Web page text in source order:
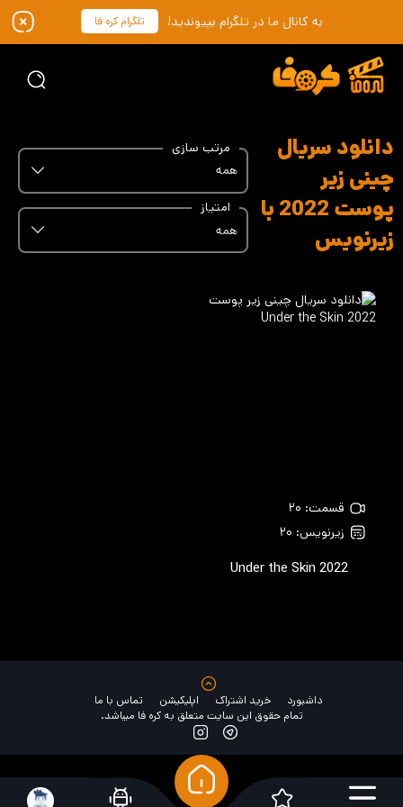
به کانال ما در تلگرام بپیوندید! تلگرام کره فا
دانلود سریال
چینی زیر
پوست 2022 با
زیرنویس
مرتب سازی
همه
امتیاز
همه
قسمت: ۲۰
زیرنویس: ۲۰
Under the Skin2022
داشبورد خرید اشتراک اپلیکیشن
تماس با ما
تمام حقوق این سایت متعلق به کره فا میباشد.